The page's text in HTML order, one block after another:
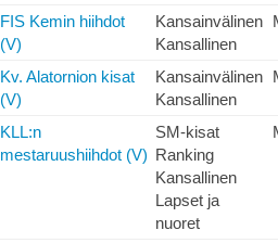
FIS Kemin hiihdot
(V)
Kansainvälinen
Kansallinen
Kv. Alatornion kisat
(V)
Kansainvälinen
Kansallinen
KLL:n
mestaruushiihdot (V)
SM-kisat
Ranking
Kansallinen
Lapset ja
nuoret